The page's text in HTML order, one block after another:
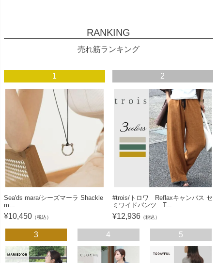
RANKING
売れ筋ランキング
1
Sea'ds mara/シーズマーラ Shackle
m...
¥10,450 （税込）
2
#trois/トロワ Reflaxキャンバス セ
ミワイドパンツ T...
¥12,936（税込）
3 4 5